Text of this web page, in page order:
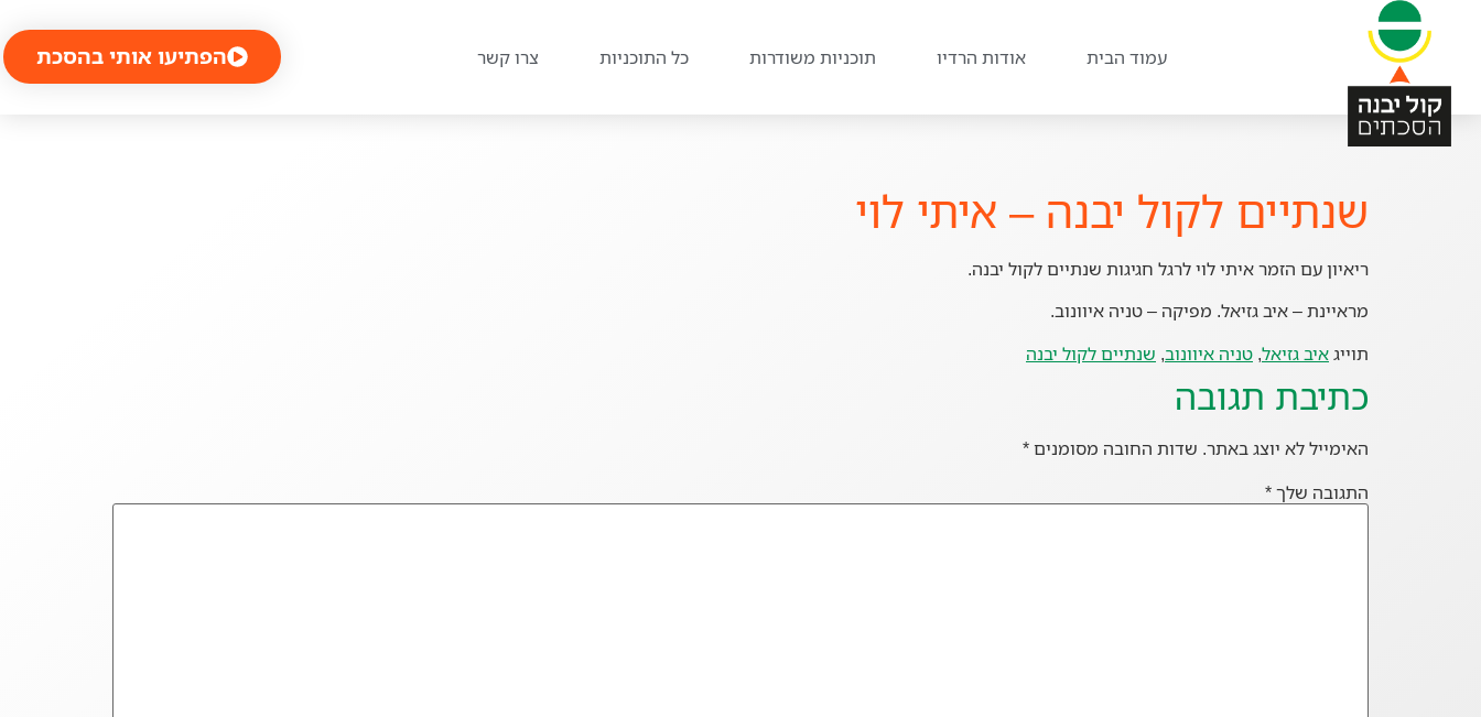
עמוד הבית אודות הרדיו תוכניות משודרות כל התוכניות צרו קשר הפתיעו אותי בהסכת
שנתיים לקול יבנה – איתי לוי
ריאיון עם הזמר איתי לוי לרגל חגיגות שנתיים לקול יבנה.
מראיינת – איב גזיאל. מפיקה – טניה איוונוב.
תוייגאיב גזיאל, טניה איוונוב, שנתיים לקול יבנה
כתיבת תגובה
האימייל לא יוצג באתר. שדות החובה מסומנים*
התגובה שלך*